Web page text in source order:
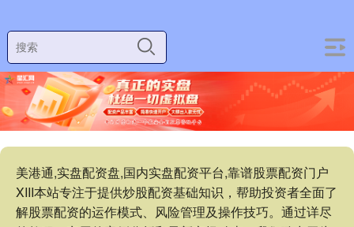
美港通,实盘配资盘,国内实盘配资平台,靠谱股票配资门户
XIII‌本站专注于提供炒股配资基础知识，帮助投资者全面了
解股票配资的运作模式、风险管理及操作技巧。通过详尽